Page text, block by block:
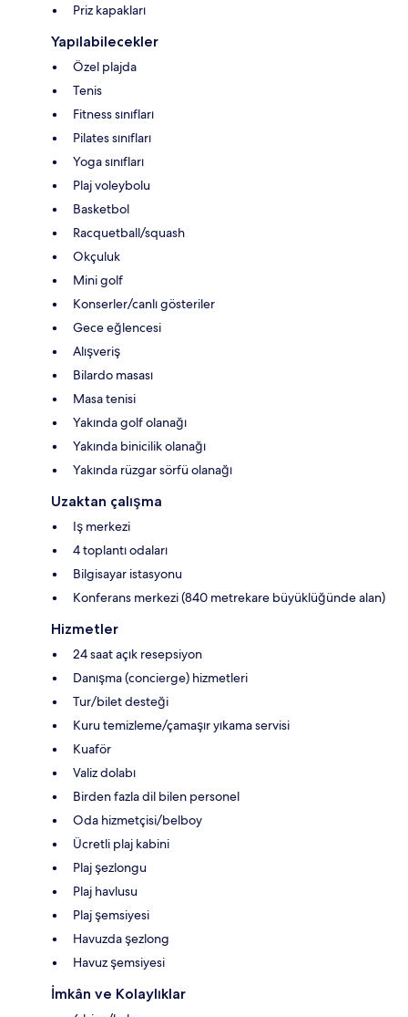
Priz kapakları
Yapılabilecekler
Özel plajda
Tenis
Fitness sınıfları
Pilates sınıfları
Yoga sınıfları
Plaj voleybolu
Basketbol
Racquetball/squash
Okçuluk
Mini golf
Konserler/canlı gösteriler
Gece eğlencesi
Alışveriş
Bilardo masası
Masa tenisi
Yakında golf olanağı
Yakında binicilik olanağı
Yakında rüzgar sörfü olanağı
Uzaktan çalışma
Iş merkezi
4 toplantı odaları
Bilgisayar istasyonu
Konferans merkezi (840 metrekare büyüklüğünde alan)
Hizmetler
24 saat açık resepsiyon
Danışma (concierge) hizmetleri
Tur/bilet desteği
Kuru temizleme/çamaşır yıkama servisi
Kuaför
Valiz dolabı
Birden fazla dil bilen personel
Oda hizmetçisi/belboy
Ücretli plaj kabini
Plaj şezlongu
Plaj havlusu
Plaj şemsiyesi
Havuzda şezlong
Havuz şemsiyesi
İmkân ve Kolaylıklar